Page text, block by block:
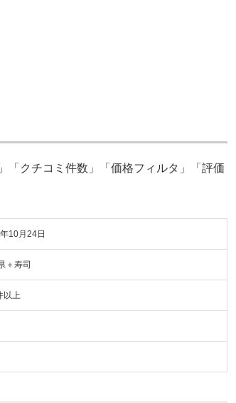
クチコミ件数」「価格フィルタ」「評価
10月24日
＋寿司
以上